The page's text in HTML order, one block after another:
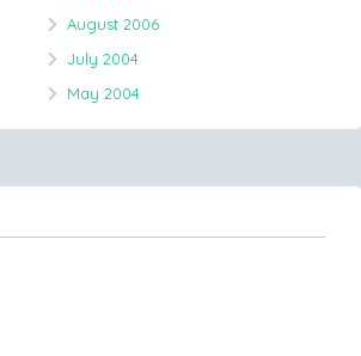
August 2006
July 2004
May 2004